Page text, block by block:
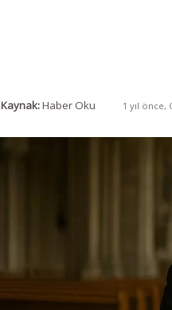
Kaynak:Haber Oku 1 yıl önce,